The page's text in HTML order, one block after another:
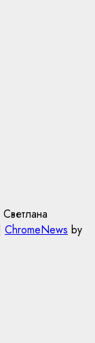
ChromeNews by